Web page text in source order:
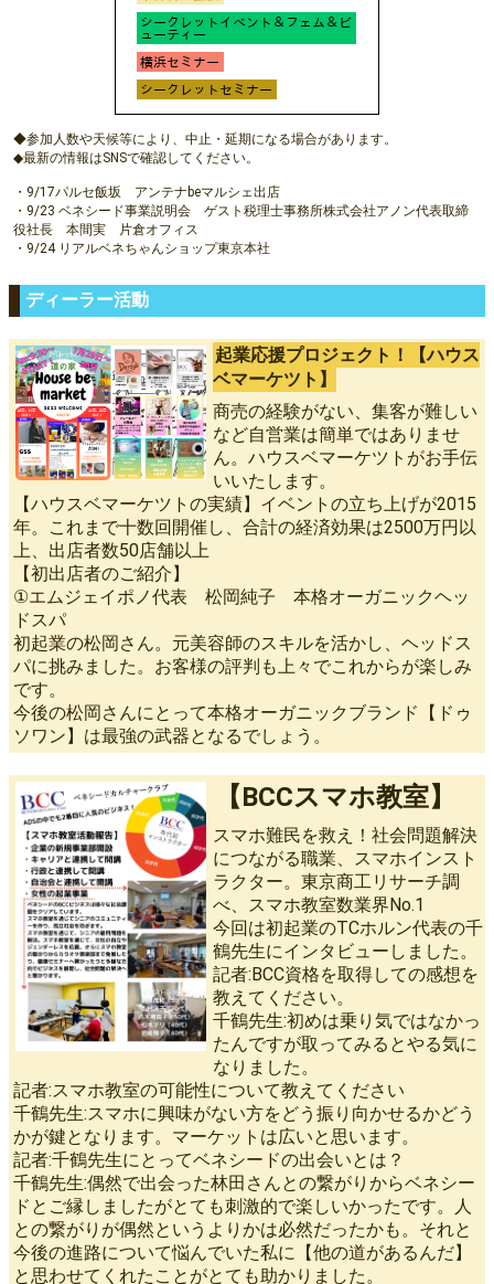
◆参加人数や天候等により、中止・延期になる場合があります。
◆最新の情報はSNSで確認してください。
・9/17パルセ飯坂 アンテナbeマルシェ出店
・9/23 ベネシード事業説明会 ゲスト税理士事務所株式会社アノン代表取締
役社長 本間実 片倉オフィス
・9/24 リアルベネちゃんショップ東京本社
ディーラー活動
起業応援プロジェクト！【ハウス
ベマーケツト】
商売の経験がない、集客が難しい
など自営業は簡単ではありませ
ん。ハウスベマーケツトがお手伝
いいたします。
【ハウスベマーケツトの実績】イベントの立ち上げが2015
年。これまで十数回開催し、合計の経済効果は2500万円以
上、出店者数50店舗以上
【初出店者のご紹介】
①エムジェイポノ代表 松岡純子 本格オーガニックヘッ
ドスパ
初起業の松岡さん。元美容師のスキルを活かし、ヘッドス
パに挑みました。お客様の評判も上々でこれからが楽しみ
です。
今後の松岡さんにとって本格オーガニックブランド【ドゥ
ソワン】は最強の武器となるでしょう。
【BCCスマホ教室】
スマホ難民を救え！社会問題解決
につながる職業、スマホインスト
ラクター。東京商工リサーチ調
べ、スマホ教室数業界No.1
今回は初起業のTCホルン代表の千
鶴先生にインタビューしました。
記者:BCC資格を取得しての感想を
教えてください。
千鶴先生:初めは乗り気ではなかっ
たんですが取ってみるとやる気に
なりました。
記者:スマホ教室の可能性について教えてください
千鶴先生:スマホに興味がない方をどう振り向かせるかどう
かが鍵となります。マーケットは広いと思います。
記者:千鶴先生にとってベネシードの出会いとは？
千鶴先生:偶然で出会った林田さんとの繋がりからベネシー
ドとご縁しましたがとても刺激的で楽しいかったです。人
との繋がりが偶然というよりかは必然だったかも。それと
今後の進路について悩んでいた私に【他の道があるんだ】
と思わせてくれたことがとても助かりました。